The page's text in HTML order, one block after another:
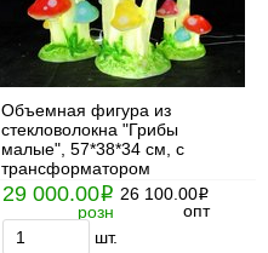
Объемная фигура из
стекловолокна "Грибы
малые", 57*38*34 см, с
трансформатором
29 000.00i
розн
26 100.00i
опт
шт.